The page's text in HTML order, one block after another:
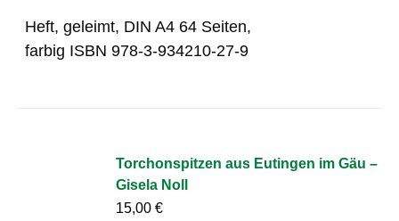
Heft, geleimt, DIN A4 64 Seiten,
farbig ISBN 978-3-934210-27-9
Torchonspitzen aus Eutingen im Gäu –
Gisela Noll
15,00€